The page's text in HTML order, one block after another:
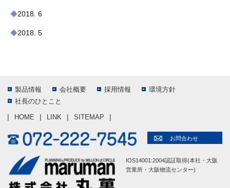
2018. 6
2018. 5
製品情報 会社概要 採用情報
環境方針
社長のひとこと
HOME LINK SITEMAP
お問合わせ
IOS14001:2004認証取得(本社・大阪
営業所・大阪物流センター)